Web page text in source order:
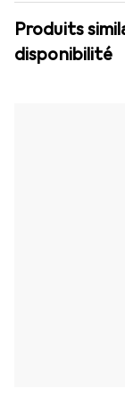
Produits
disponibilité